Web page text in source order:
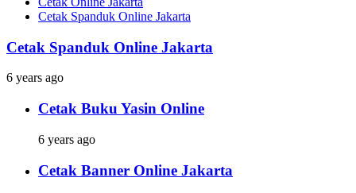
Cetak Spanduk Online Jakarta
Cetak Spanduk Online Jakarta
6 years ago
Cetak Buku Yasin Online
6 years ago
Cetak Banner Online Jakarta